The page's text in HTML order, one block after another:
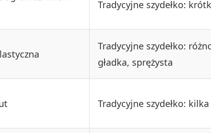
Tradycyjne szydełko:
Tradycyjne szydełko:
gładka, sprężysta
Tradycyjne szydełko: